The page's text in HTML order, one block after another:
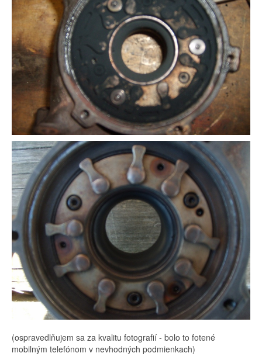
(ospravedlňujem sa za kvalitu fotografií - bolo to fotené
mobilným telefónom v nevhodných podmienkach)